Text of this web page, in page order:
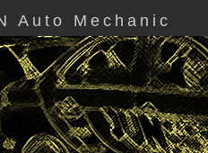
Auto Mechanic